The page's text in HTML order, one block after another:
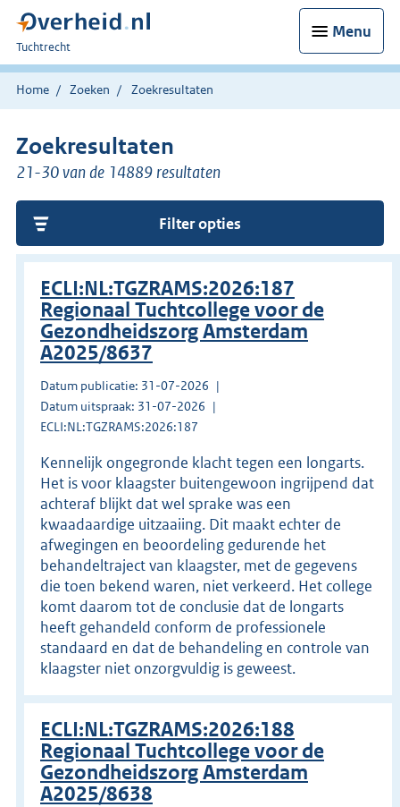
Menu
U
bent
hier:
Tuchtrecht
Home Zoeken Zoekresultaten
Zoekresultaten
21-30 van de 14889 resultaten
Filter opties
ECLI:NL:TGZRAMS:2026:187
Regionaal Tuchtcollege voor de
Gezondheidszorg Amsterdam
A2025/8637
Datum publicatie: 31-07-2026
Datum uitspraak: 31-07-2026
ECLI:NL:TGZRAMS:2026:187
Kennelijk ongegronde klacht tegen een longarts.
Het is voor klaagster buitengewoon ingrijpend dat
achteraf blijkt dat wel sprake was een
kwaadaardige uitzaaiing. Dit maakt echter de
afwegingen en beoordeling gedurende het
behandeltraject van klaagster, met de gegevens
die toen bekend waren, niet verkeerd. Het college
komt daarom tot de conclusie dat de longarts
heeft gehandeld conform de professionele
standaard en dat de behandeling en controle van
klaagster niet onzorgvuldig is geweest.
ECLI:NL:TGZRAMS:2026:188
Regionaal Tuchtcollege voor de
Gezondheidszorg Amsterdam
A2025/8638